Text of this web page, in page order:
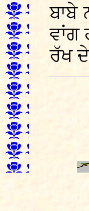
ਬਾਬੇ
ਵਾਂਗ
ਰੱਖ